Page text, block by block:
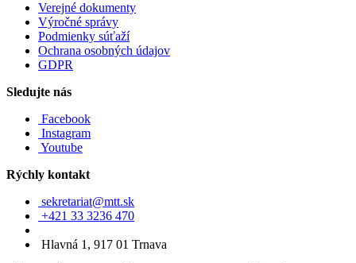
Verejné dokumenty
Výročné správy
Podmienky súťaží
Ochrana osobných údajov
GDPR
Sledujte nás
Facebook
Instagram
Youtube
Rýchly kontakt
sekretariat@mtt.sk
+421 33 3236 470
Hlavná 1, 917 01 Trnava